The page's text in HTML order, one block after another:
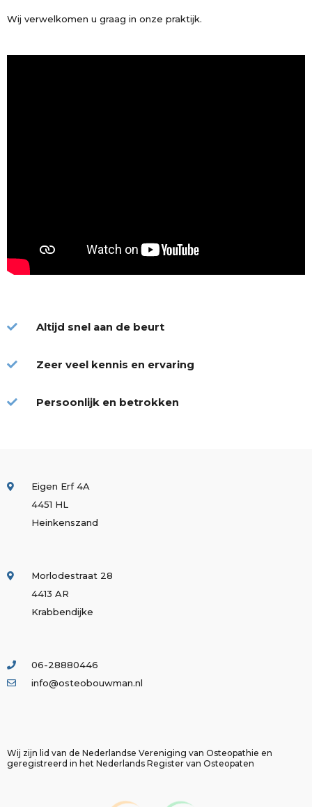
Wij verwelkomen u graag in onze praktijk.
Altijd snel aan de beurt
Zeer veel kennis en ervaring
Persoonlijk en betrokken
Eigen Erf 4A
4451 HL
Heinkenszand
Morlodestraat 28
4413 AR
Krabbendijke
06-28880446
info@osteobouwman.nl
Wij zijn lid van de Nederlandse Vereniging van Osteopathie en
geregistreerd in het Nederlands Register van Osteopaten